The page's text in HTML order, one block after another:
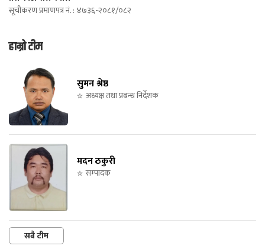
सूचीकरण प्रमाणपत्र नं. : ४७३६-२०८१/०८२
हाम्रो टीम
सुमन श्रेष्ठ
अध्यक्ष तथा प्रबन्ध निर्देशक
मदन ठकुरी
सम्पादक
सबै टीम